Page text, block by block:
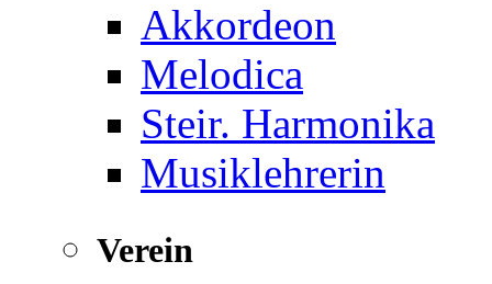
Akkordeon
Melodica
Steir. Harmonika
Musiklehrerin
Verein